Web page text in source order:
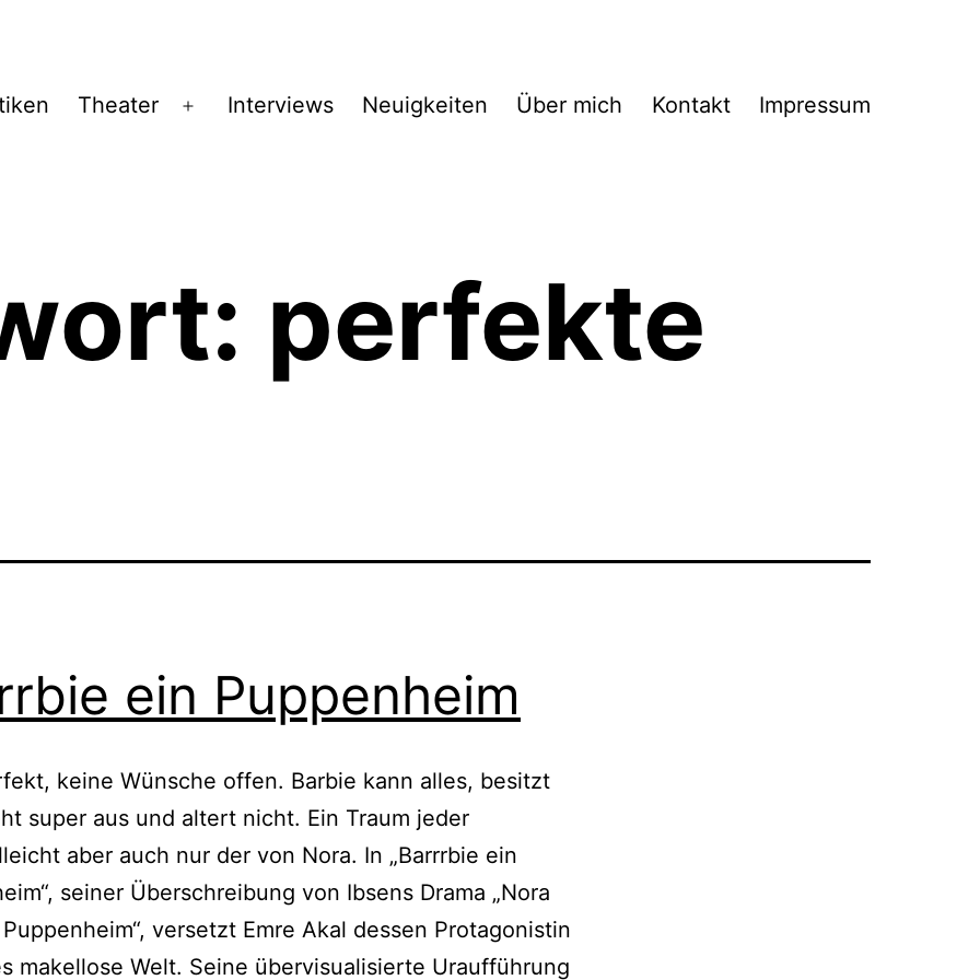
Theater
Menü
Interviews Neuigkeiten Über mich Kontakt Impressum
perfekte
ein Puppenheim
keine Wünsche offen. Barbie kann alles, besitzt
super aus und altert nicht. Ein Traum jeder
aber auch nur der von Nora. In „Barrrbie ein
seiner Überschreibung von Ibsens Drama „Nora
versetzt Emre Akal dessen Protagonistin
makellose Welt. Seine übervisualisierte Uraufführung